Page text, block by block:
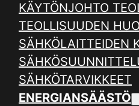
KÄYTÖNJOHTO
TEOLLISUUDEN
SÄHKÖLAITTEIDEN
SÄHKÖTARVIKKEET
ENERGIANSÄÄSTÖ